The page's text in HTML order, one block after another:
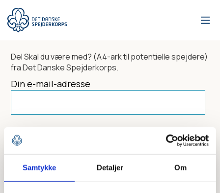
Samtykke Detaljer Om
hovedindhold
DelSkal du være med? (A4-ark til potentielle spejdere)
fra Det Danske Spejderkorps.
Din e-mail-adresse
Dit navn